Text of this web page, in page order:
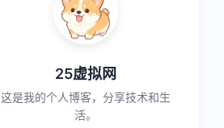
25虚拟网
这是我的个人博客，分享技术和生
活。